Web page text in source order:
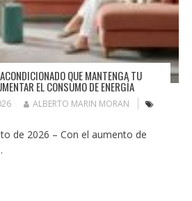
QUE MANTENGA TU
EL CONSUMO DE ENERGÍA
ALBERTO MARIN MORAN
de 2026 – Con el aumento de